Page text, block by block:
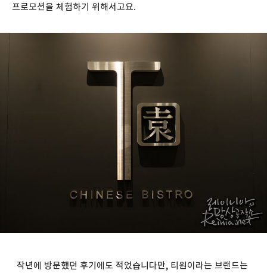
프로모션을 체험하기 위해서고요.
작년에 방문했던 후기에도 적었습니다만, 티원이라는 브랜드는